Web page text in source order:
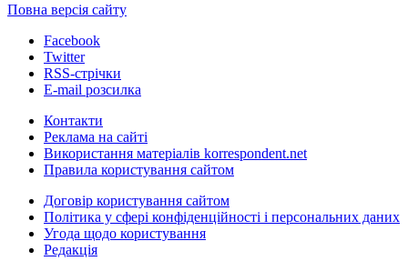
Повна версія сайту
Facebook
Twitter
RSS-стрічки
E-mail розсилка
Контакти
Реклама на сайті
Використання матеріалів korrespondent.net
Правила користування сайтом
Договір користування сайтом
Політика у сфері конфіденційності і персональних даних
Угода щодо користування
Редакція